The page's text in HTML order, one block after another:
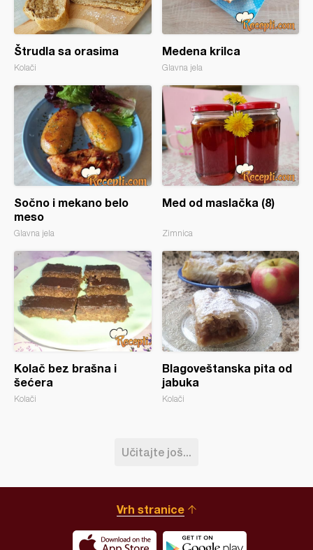
Štrudla sa orasima
Kolači
Medena krilca
Glavna jela
Sočno i mekano belo
meso
Glavna jela
Med od maslačka (8)
Zimnica
Kolač bez brašna i
šećera
Kolači
Blagoveštanska pita od
jabuka
Kolači
Učitajte još...
Vrh stranice